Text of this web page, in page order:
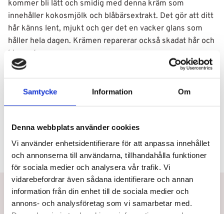
Samtycke Information Om
Denna webbplats använder cookies
Vi använder enhetsidentifierare för att anpassa innehållet
och annonserna till användarna, tillhandahålla funktioner
för sociala medier och analysera vår trafik. Vi
vidarebefordrar även sådana identifierare och annan
information från din enhet till de sociala medier och
annons- och analysföretag som vi samarbetar med.
kommer bli lätt och smidig med denna kräm som
innehåller kokosmjölk och blåbärsextrakt. Det gör att ditt
hår känns lent, mjukt och ger det en vacker glans som
håller hela dagen. Krämen reparerar också skadat hår och
kluvna toppar.
Betala eller delbetala med Svea
Snabb leverans